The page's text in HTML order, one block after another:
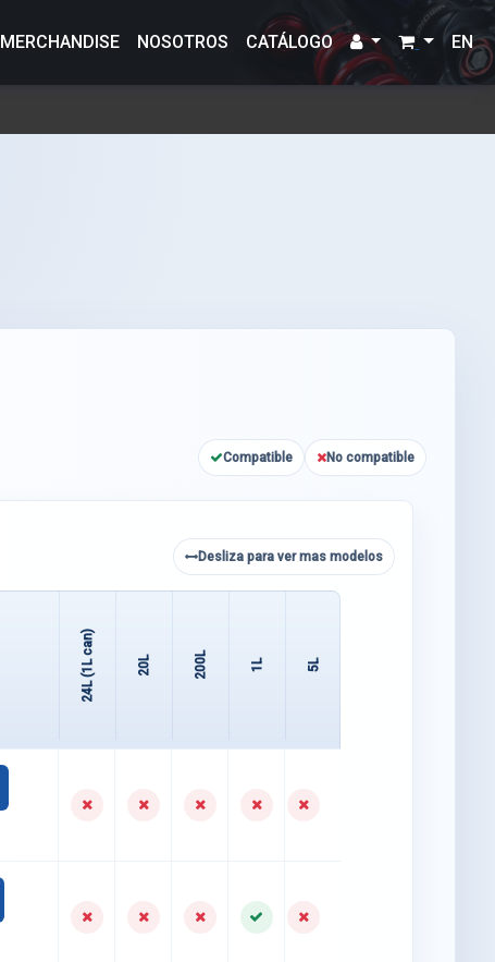
MERCHANDISE NOSOTROS CATÁLOGO EN
Compatible No compatible
Desliza para ver mas modelos
24L (1L can) 20L 200L 1L 5L